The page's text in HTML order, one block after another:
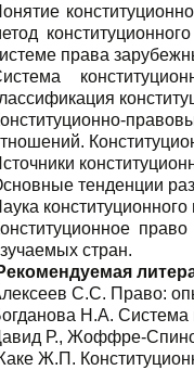
права
тенденции
стран.
С.С. Право:
Н.А. Система
Р., Жоффре-
Ж.П.